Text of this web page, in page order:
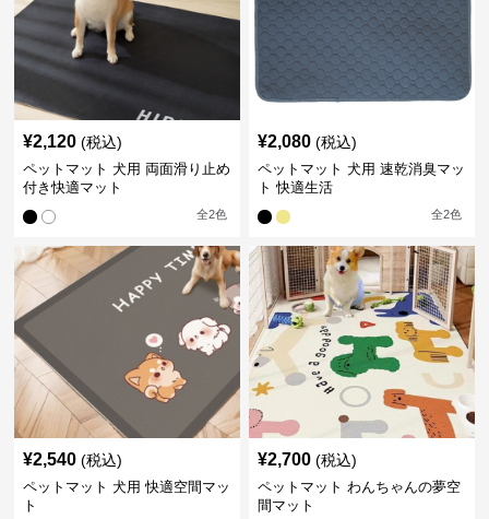
¥2,120 (税込)
ペットマット 犬用 両面滑り止め
付き快適マット
全2色
¥2,080 (税込)
ペットマット 犬用 速乾消臭マッ
ト 快適生活
全2色
¥2,540 (税込)
ペットマット 犬用 快適空間マッ
ト
¥2,700 (税込)
ペットマット わんちゃんの夢空
間マット